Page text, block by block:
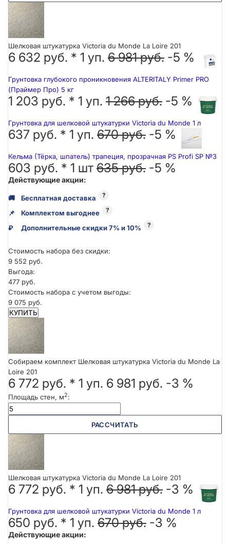
Шелковая штукатурка Victoria du Monde La Loire 201
6 632 руб. * 1 уп. 6 981 руб. -5 %
Грунтовка глубокого проникновения ALTERITALY Primer PRO
(Праймер Про) 5 кг
1 203 руб. * 1 уп. 1 266 руб. -5 %
Грунтовка для шелковой штукатурки Victoria du Monde 1 л
637 руб. * 1 уп. 670 руб. -5 %
Кельма (Тёрка, шпатель) трапеция, прозрачная PS Profi SP №3
603 руб. * 1 шт 635 руб. -5 %
Действующие акции:
🚚 Бесплатная доставка ?
📌 Комплектом выгоднее ?
₽ Дополнительные скидки 7% и 10% ?
Стоимость набора без скидки:
9 552 руб.
Выгода:
477 руб.
Стоимость набора с учетом выгоды:
9 075 руб.
КУПИТЬ
Собираем комплект Шелковая штукатурка Victoria du Monde La
Loire 201
6 772 руб. * 1 уп. 6 981 руб. -3 %
Площадь стен, м2:
РАССЧИТАТЬ
Шелковая штукатурка Victoria du Monde La Loire 201
6 772 руб. * 1 уп. 6 981 руб. -3 %
Грунтовка для шелковой штукатурки Victoria du Monde 1 л
650 руб. * 1 уп. 670 руб. -3 %
Действующие акции: